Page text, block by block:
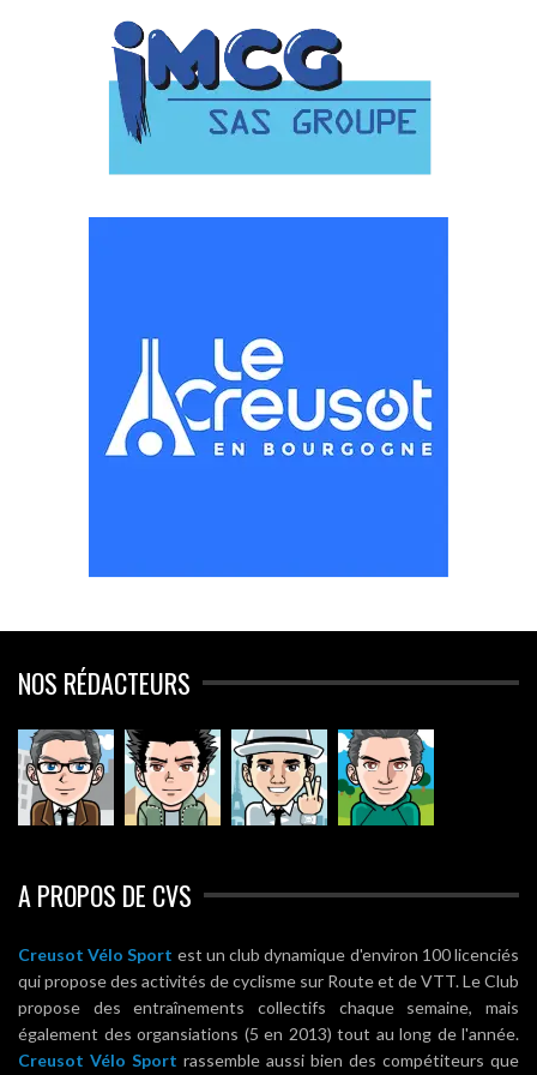
NOS RÉDACTEURS
A PROPOS DE CVS
Creusot Vélo Sport est un club dynamique d'environ 100 licenciés
qui propose des activités de cyclisme sur Route et de VTT. Le Club
propose des entraînements collectifs chaque semaine, mais
également des organsiations (5 en 2013) tout au long de l'année.
Creusot Vélo Sport rassemble aussi bien des compétiteurs que